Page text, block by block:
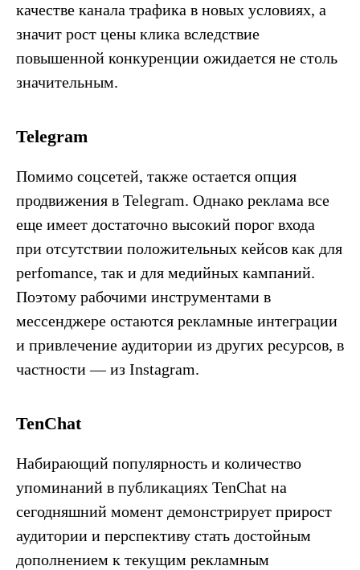
качестве канала трафика в новых условиях, а
значит рост цены клика вследствие
повышенной конкуренции ожидается не столь
значительным.
Telegram
Помимо соцсетей, также остается опция
продвижения в Telegram. Однако реклама все
еще имеет достаточно высокий порог входа
при отсутствии положительных кейсов как для
perfomance, так и для медийных кампаний.
Поэтому рабочими инструментами в
мессенджере остаются рекламные интеграции
и привлечение аудитории из других ресурсов, в
частности — из Instagram.
TenChat
Набирающий популярность и количество
упоминаний в публикациях TenChat на
сегодняшний момент демонстрирует прирост
аудитории и перспективу стать достойным
дополнением к текущим рекламным